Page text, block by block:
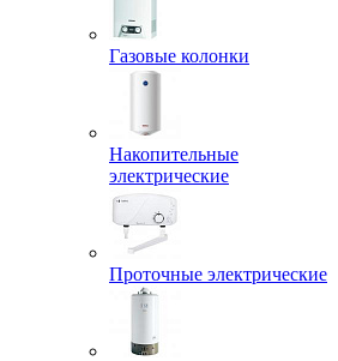
Газовые колонки
Накопительные
электрические
Проточные электрические